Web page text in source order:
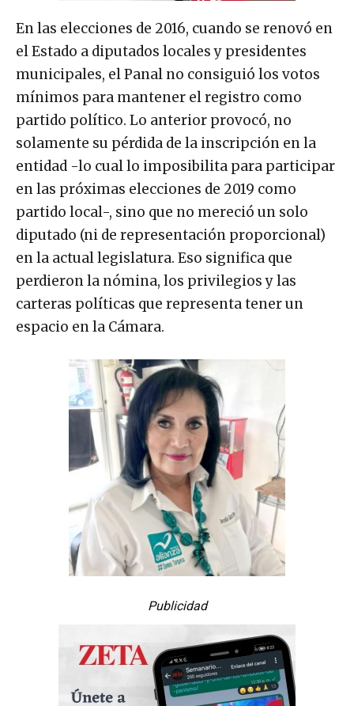
En las elecciones de 2016, cuando se renovó en
el Estado a diputados locales y presidentes
municipales, el Panal no consiguió los votos
mínimos para mantener el registro como
partido político. Lo anterior provocó, no
solamente su pérdida de la inscripción en la
entidad -lo cual lo imposibilita para participar
en las próximas elecciones de 2019 como
partido local-, sino que no mereció un solo
diputado (ni de representación proporcional)
en la actual legislatura. Eso significa que
perdieron la nómina, los privilegios y las
carteras políticas que representa tener un
espacio en la Cámara.
Publicidad